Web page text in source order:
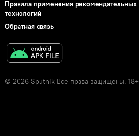
Правила применения рекомендательных
технологий
Обратная связь
© 2026 Sputnik Все права защищены. 18+